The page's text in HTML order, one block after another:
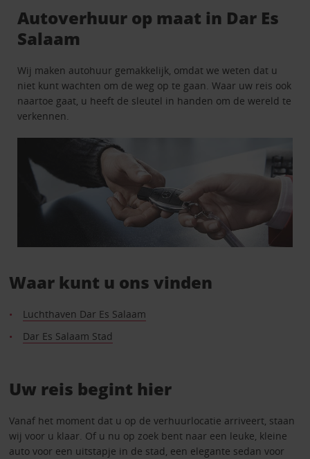
Autoverhuur op maat in Dar Es
Salaam
Wij maken autohuur gemakkelijk, omdat we weten dat u
niet kunt wachten om de weg op te gaan. Waar uw reis ook
naartoe gaat, u heeft de sleutel in handen om de wereld te
verkennen.
Waar kunt u ons vinden
Luchthaven Dar Es Salaam
Dar Es Salaam Stad
Uw reis begint hier
Vanaf het moment dat u op de verhuurlocatie arriveert, staan
wij voor u klaar. Of u nu op zoek bent naar een leuke, kleine
auto voor een uitstapje in de stad, een elegante sedan voor